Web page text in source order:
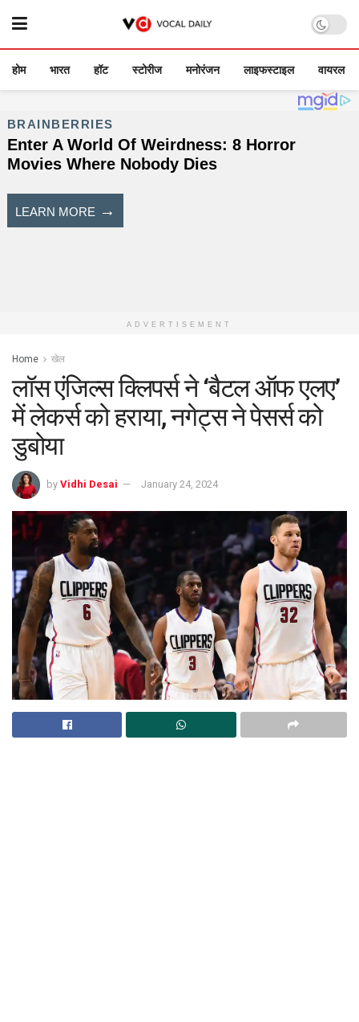
होम भारत हॉट स्टोरीज मनोरंजन लाइफस्टाइल वायरल
ADVERTISEMENT
Home खेल
लॉस एंजिल्स क्लिपर्स ने ‘बैटल ऑफ एलए’
में लेकर्स को हराया, नगेट्स ने पेसर्स को
डुबोया
by Vidhi Desai January 24, 2024